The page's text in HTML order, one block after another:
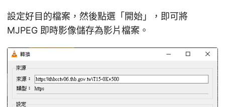
設定好目的檔案，然後點選「開始」，即可將
MJPEG 即時影像儲存為影片檔案。